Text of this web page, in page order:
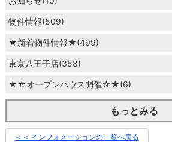
物件情報(509)
★新着物件情報★(499)
東京八王子店(358)
★☆オープンハウス開催☆★(6)
もっとみる
＜＜ インフォメーションの一覧へ戻る